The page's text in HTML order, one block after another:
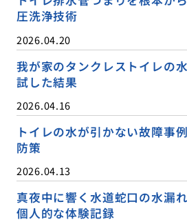
圧洗浄技術
2026.04.20
我が家のタンクレストイレの
試した結果
2026.04.16
トイレの水が引かない故障事
防策
2026.04.13
真夜中に響く水道蛇口の水漏
個人的な体験記録